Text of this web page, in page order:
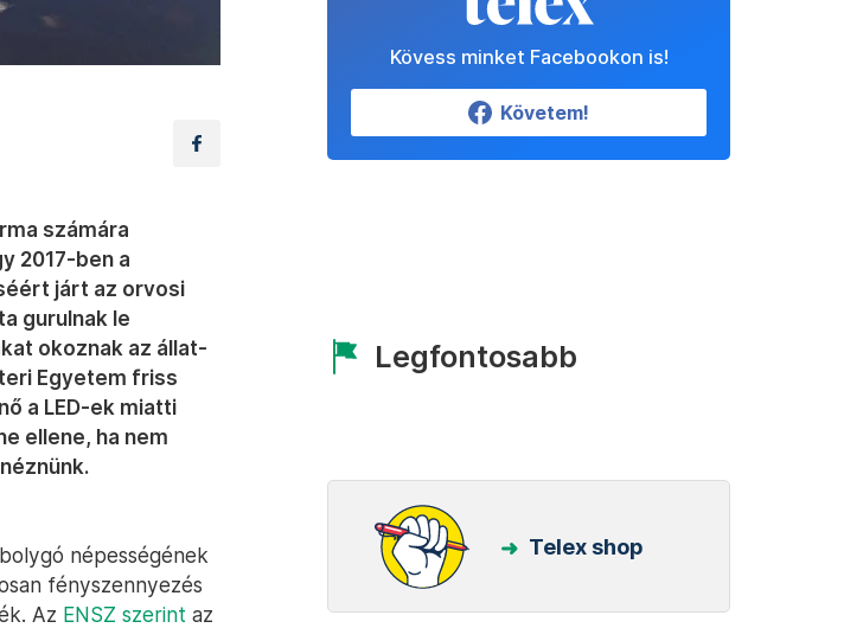
számára
2017-ben a
járt az orvosi
gurulnak le
okoznak az állat-
Egyetem friss
a LED-ek miatti
ellene, ha nem
népességének
fényszennyezés
Az ENSZ szerint az
Kövess minket Facebookon is!
Követem!
Legfontosabb
Telex shop